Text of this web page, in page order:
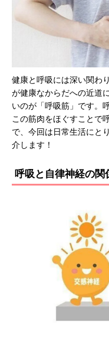
健康と呼吸には深い関わ
が健康なからだへの近道
いのが「呼吸筋」です。
この筋肉をほぐすことで
で、今回は日常生活にと
介します！
呼吸と自律神経の関